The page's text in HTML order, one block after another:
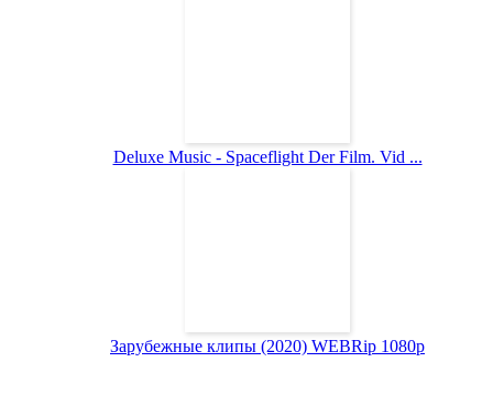
Deluxe Music - Spaceflight Der Film. Vid ...
Зарубежные клипы (2020) WEBRip 1080p